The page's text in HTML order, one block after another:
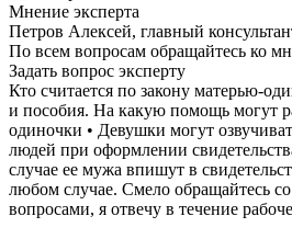
Мнение эксперта
Петров Алексей, главный
По всем вопросам обращайтесь ко
Задать вопрос эксперту
Кто считается по закону матерью-
и пособия. На какую помощь могут
одиночки • Девушки могут
людей при оформлении
случае ее мужа впишут в
любом случае. Смело обращайтесь
вопросами, я отвечу в течение